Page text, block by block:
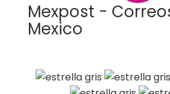
Mexpost -
Mexico